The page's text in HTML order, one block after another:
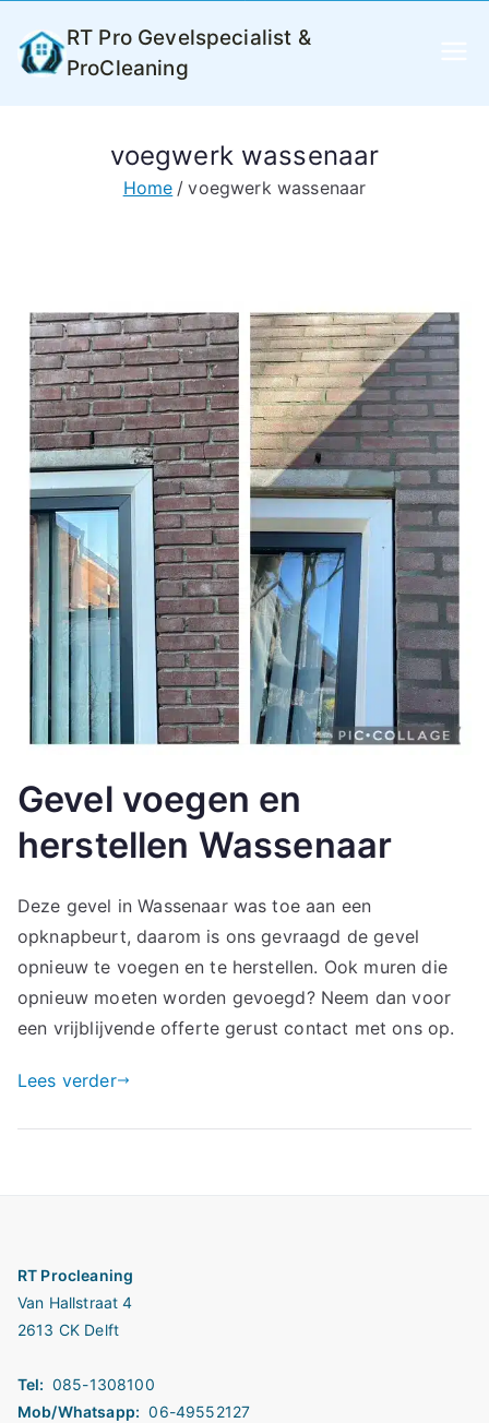
naar
RT Pro Gevelspecialist &
ProCleaning
voegwerk wassenaar
Home voegwerk wassenaar
Gevel voegen en
herstellen Wassenaar
Deze gevel in Wassenaar was toe aan een
opknapbeurt, daarom is ons gevraagd de gevel
opnieuw te voegen en te herstellen. Ook muren die
opnieuw moeten worden gevoegd? Neem dan voor
een vrijblijvende offerte gerust contact met ons op.
Lees verder
RT Procleaning
Van Hallstraat 4
2613 CK Delft
Tel: 085-1308100
Mob/Whatsapp: 06-49552127